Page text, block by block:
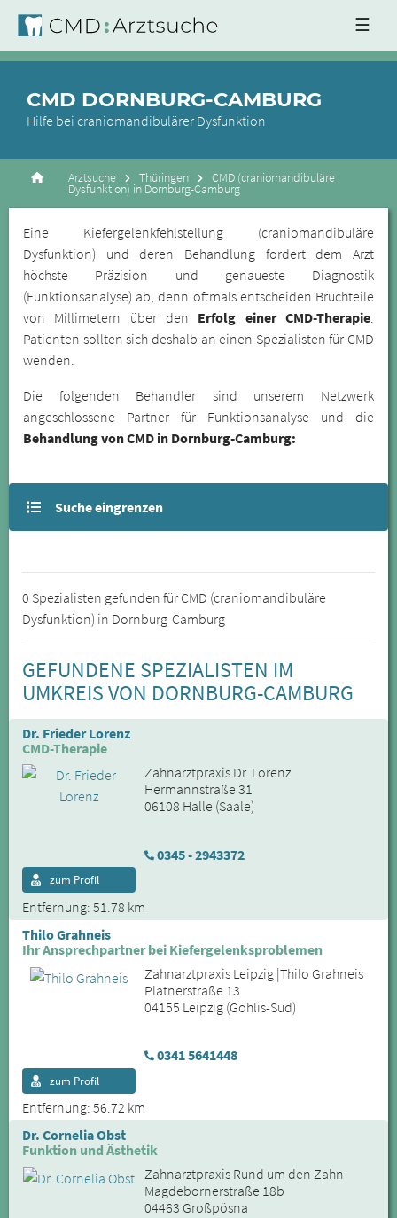
☰
CMD DORNBURG-CAMBURG
Hilfe bei craniomandibulärer Dysfunktion
Arztsuche Thüringen CMD (craniomandibuläre
Dysfunktion) in Dornburg-Camburg
Eine Kiefergelenkfehlstellung (craniomandibuläre
Dysfunktion) und deren Behandlung fordert dem Arzt
höchste Präzision und genaueste Diagnostik
(Funktionsanalyse) ab, denn oftmals entscheiden Bruchteile
von Millimetern über den Erfolg einer CMD-Therapie.
Patienten sollten sich deshalb an einen Spezialisten für CMD
wenden.
Die folgenden Behandler sind unserem Netzwerk
angeschlossene Partner für Funktionsanalyse und die
Behandlung von CMD in Dornburg-Camburg:
Suche eingrenzen
0 Spezialisten gefunden für CMD (craniomandibuläre
Dysfunktion) in Dornburg-Camburg
GEFUNDENE SPEZIALISTEN IM
UMKREIS VON DORNBURG-CAMBURG
Dr. Frieder Lorenz
CMD-Therapie
Zahnarztpraxis Dr. Lorenz
Hermannstraße 31
06108 Halle (Saale)
0345 - 2943372
Entfernung: 51.78 km
zum Profil
Thilo Grahneis
Ihr Ansprechpartner bei Kiefergelenksproblemen
Zahnarztpraxis Leipzig |Thilo Grahneis
Platnerstraße 13
04155 Leipzig (Gohlis-Süd)
0341 5641448
Entfernung: 56.72 km
zum Profil
Dr. Cornelia Obst
Funktion und Ästhetik
Zahnarztpraxis Rund um den Zahn
Magdebornerstraße 18b
04463 Großpösna